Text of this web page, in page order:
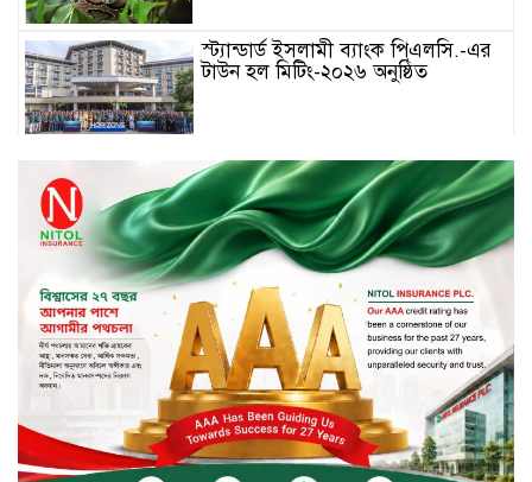
স্ট্যান্ডার্ড ইসলামী ব্যাংক পিএলসি.-এর
টাউন হল মিটিং-২০২৬ অনুষ্ঠিত
বিদায়ী সপ্তাহে দর পতনের শীর্ষে এস
আলম কোল্ড রোল্ড
বিদায়ী সপ্তাহে দর বৃদ্ধির শীর্ষে ফারইস্ট
ফাইন্যান্স
বিদায়ী সপ্তাহে লেনদেনের শীর্ষে শার্প
ইন্ডাস্ট্রিজ